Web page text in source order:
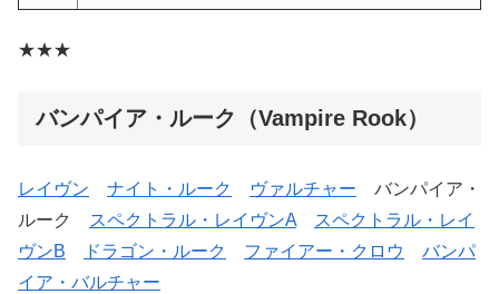
★★★
バンパイア・ルーク（Vampire Rook）
レイヴン ナイト・ルーク ヴァルチャー バンパイア・
ルーク
スペクトラル・レイヴンA
スペクトラル・レイ
ヴンB
ドラゴン・ルーク ファイアー・クロウ
バンパ
イア・バルチャー